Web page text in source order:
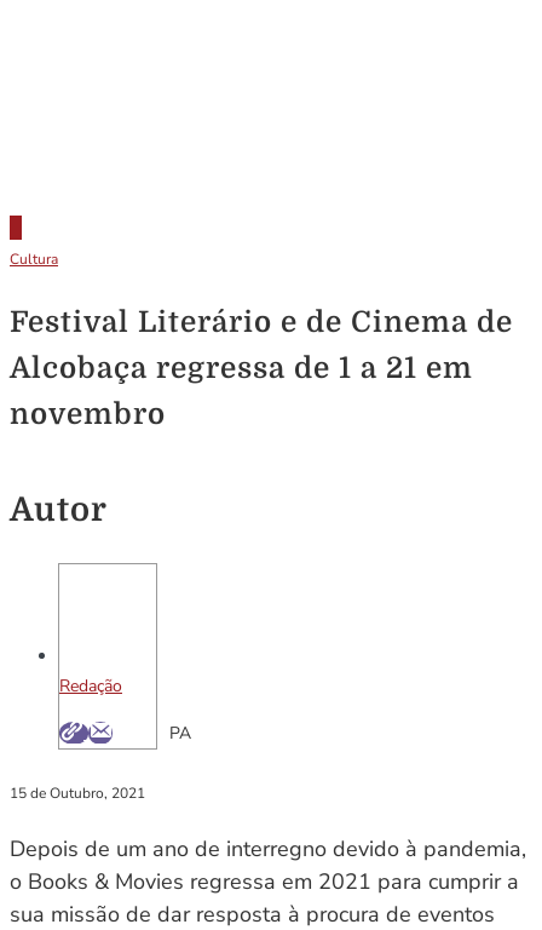
Cultura
Festival Literário e de Cinema de
Alcobaça regressa de 1 a 21 em
novembro
Autor
Redação
PA
15 de Outubro, 2021
Depois de um ano de interregno devido à pandemia,
o Books & Movies regressa em 2021 para cumprir a
sua missão de dar resposta à procura de eventos